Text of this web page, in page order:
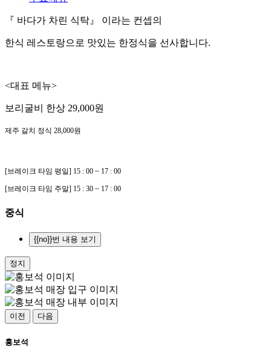
『 바다가 차린 식탁』 이라는 컨셉의
한식 레스토랑으로 맛있는 한정식을 선사합니다.
<대표 메뉴>
보리굴비 한상 29,000원
제주 갈치 정식 28,000원
[브레이크 타임 평일] 15 : 00 ~ 17 : 00
[브레이크 타임 주말] 15 : 30 ~ 17 : 00
중식
{{no}}번 내용 보기
정지
이전 다음
홍보석